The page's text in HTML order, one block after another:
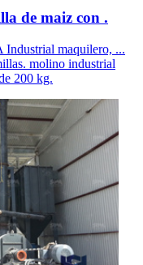
de maiz con .
maquilero, ...
molino industrial
200 kg.